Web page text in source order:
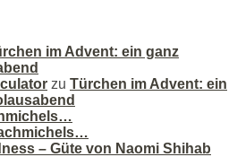
im Advent: ein ganz
zu Türchen im Advent: ein
– Güte von Naomi Shihab